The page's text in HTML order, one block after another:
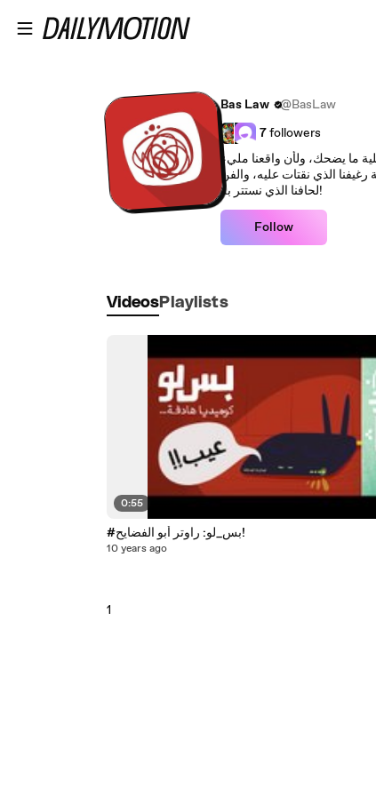
Bas Law
@BasLaw
7followers
ما يضحك، ولأن واقعنا مليء
الذي نقتات عليه، والفن
لحافنا الذي نستتر به!
Follow
Videos Playlists
0:55
#بس_لو: راوتر أبو الفضايح!
10 years ago
1